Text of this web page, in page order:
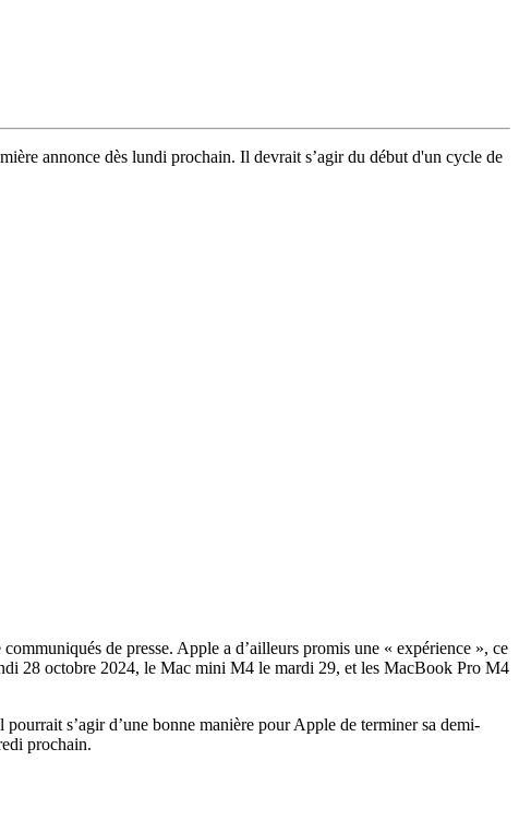
annonce dès lundi prochain. Il devrait s’agir du début d'un cycle de
de presse. Apple a d’ailleurs promis une « expérience », ce
28 octobre 2024, le Mac mini M4 le mardi 29, et les MacBook Pro M4
s’agir d’une bonne manière pour Apple de terminer sa demi-
prochain.